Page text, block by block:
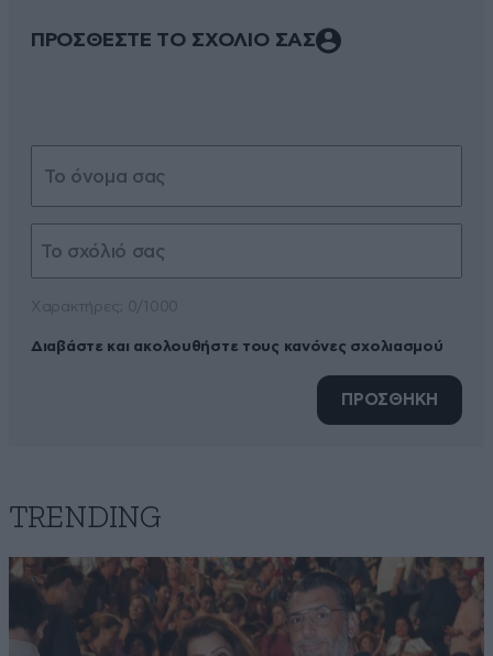
ΠΡΟΣΘΕΣΤΕ ΤΟ ΣΧΟΛΙΟ ΣΑΣ
Διαβάστε και ακολουθήστε τους κανόνες σχολιασμού
ΠΡΟΣΘΗΚΗ
TRENDING